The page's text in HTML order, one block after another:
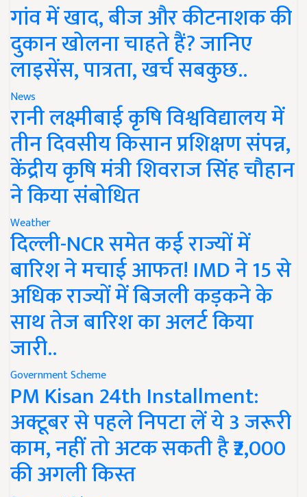
गांव में खाद, बीज और कीटनाशक की
दुकान खोलना चाहते हैं? जानिए
लाइसेंस, पात्रता, खर्च सबकुछ..
News
रानी लक्ष्मीबाई कृषि विश्वविद्यालय में
तीन दिवसीय किसान प्रशिक्षण संपन्न,
केंद्रीय कृषि मंत्री शिवराज सिंह चौहान
ने किया संबोधित
Weather
दिल्ली-NCR समेत कई राज्यों में
बारिश ने मचाई आफत! IMD ने 15 से
अधिक राज्यों में बिजली कड़कने के
साथ तेज बारिश का अलर्ट किया
जारी..
Government Scheme
PM Kisan 24th Installment:
अक्टूबर से पहले निपटा लें ये 3 जरूरी
काम, नहीं तो अटक सकती है ₹2,000
की अगली किस्त